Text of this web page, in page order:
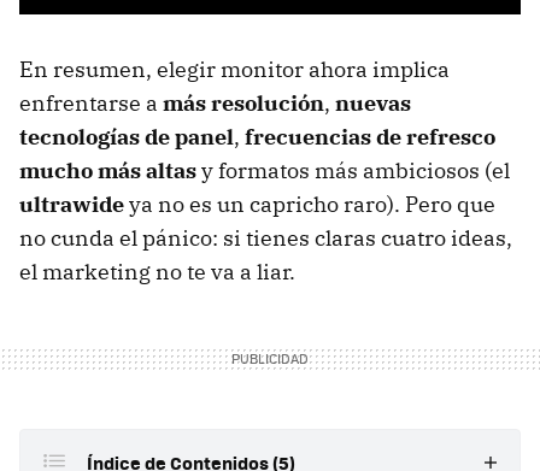
En resumen, elegir monitor ahora implica
enfrentarse a más resolución, nuevas
tecnologías de panel, frecuencias de refresco
mucho más altasy formatos más ambiciosos (el
ultrawideya no es un capricho raro). Pero que
no cunda el pánico: si tienes claras cuatro ideas,
el marketing no te va a liar.
Índice de Contenidos (5)